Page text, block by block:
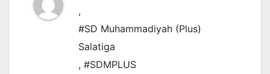
,
#SD Muhammadiyah (Plus)
Salatiga
, #SDMPLUS